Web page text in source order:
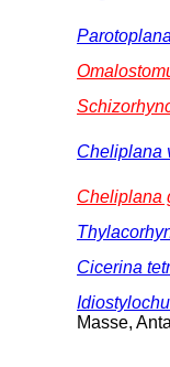
Cheliplana
Cheliplana
Cicerina
Masse,